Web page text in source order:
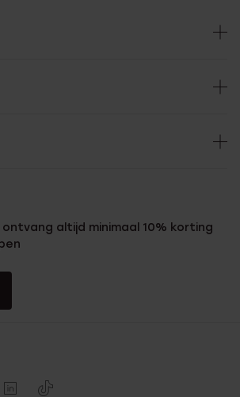
altijd minimaal 10% korting